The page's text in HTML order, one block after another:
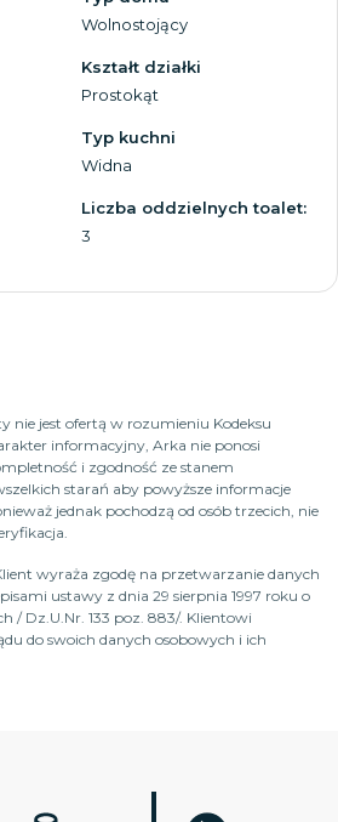
Wolnostojący
Kształt działki
Prostokąt
Typ kuchni
Widna
Liczba oddzielnych toalet:
3
nie jest ofertą w rozumieniu Kodeksu
informacyjny, Arka nie ponosi
i zgodność ze stanem
starań aby powyższe informacje
jednak pochodzą od osób trzecich, nie
wyraża zgodę na przetwarzanie danych
ustawy z dnia 29 sierpnia 1997 roku o
/ Dz.U.Nr. 133 poz. 883/. Klientowi
do swoich danych osobowych i ich